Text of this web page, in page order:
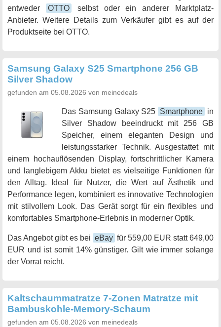
entweder
OTTO
selbst oder ein anderer Marktplatz-
Anbieter. Weitere Details zum Verkäufer gibt es auf der
Produktseite bei OTTO.
Samsung Galaxy S25 Smartphone 256 GB
Silver Shadow
gefunden am 05.08.2026 von meinedeals
Das Samsung Galaxy S25 Smartphone in
Silver Shadow beeindruckt mit 256 GB
Speicher, einem eleganten Design und
leistungsstarker Technik. Ausgestattet mit
einem hochauflösenden Display, fortschrittlicher Kamera
und langlebigem Akku bietet es vielseitige Funktionen für
den Alltag. Ideal für Nutzer, die Wert auf Ästhetik und
Performance legen, kombiniert es innovative Technologien
mit stilvollem Look. Das Gerät sorgt für ein flexibles und
komfortables Smartphone-Erlebnis in moderner Optik.
Das Angebot gibt es bei eBay für 559,00 EUR statt 649,00
EUR und ist somit 14% günstiger. Gilt wie immer solange
der Vorrat reicht.
Kaltschaummatratze 7-Zonen Matratze mit
Bambuskohle-Memory-Schaum
gefunden am 05.08.2026 von meinedeals